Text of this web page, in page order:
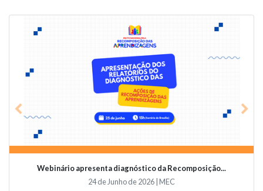
Webinário apresenta diagnóstico da Recomposição...
24 de Junho de 2026 | MEC
Previous